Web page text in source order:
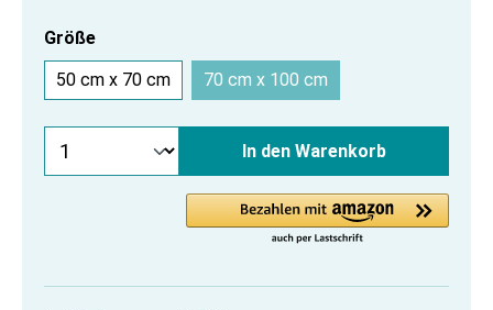
Größe
50 cm x 70 cm
70 cm x 100 cm
In den Warenkorb